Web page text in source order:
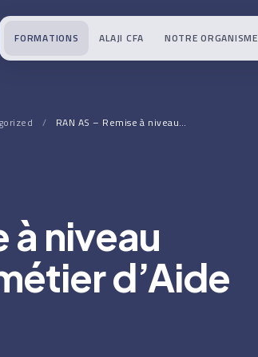
FORMATIONS ALAJI CFA NOTRE ORGANISME
/ RAN AS – Remise à niveau…
à niveau
d’Aide